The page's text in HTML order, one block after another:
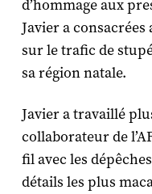
d’hommage aux
Javier a consacrées
sur le trafic de
sa région natale.
Javier a travaillé
collaborateur de
fil avec les
détails les plus